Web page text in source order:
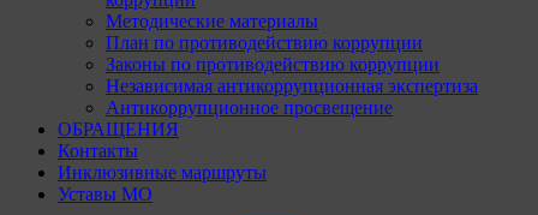
Методические материалы
План по противодействию коррупции
Законы по противодействию коррупции
Независимая антикоррупционная экспертиза
Антикоррупционное просвещение
ОБРАЩЕНИЯ
Контакты
Инклюзивные маршруты
Уставы МО